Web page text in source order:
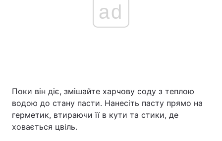
ad
Поки він діє, змішайте харчову соду з теплою
водою до стану пасти. Нанесіть пасту прямо на
герметик, втираючи її в кути та стики, де
ховається цвіль.